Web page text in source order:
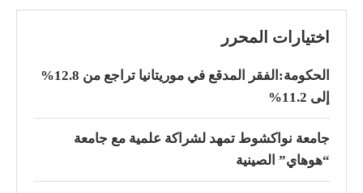
اختيارات المحرر
الحكومة:الفقر المدقع في موريتانيا تراجع من 12.8%
إلى 11.2%
جامعة نواكشوط تمهد لشراكة علمية مع جامعة
“هوهاي” الصينية